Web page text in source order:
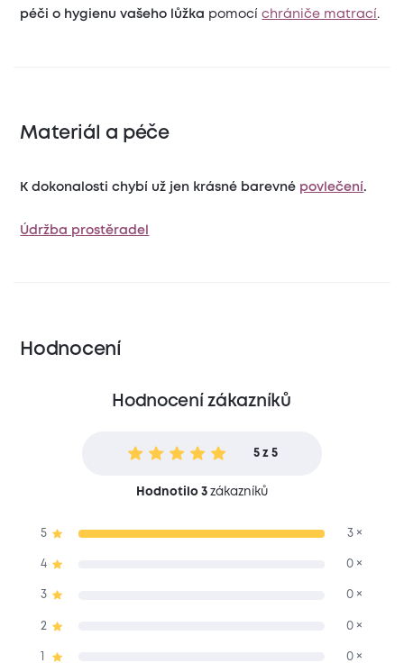
péči o hygienu vašeho lůžka pomocíchrániče matrací.
Materiál a péče
K dokonalosti chybí už jen krásné barevné povlečení.
Údržba prostěradel
Hodnocení
Hodnocení zákazníků
5 z 5
Hodnotilo 3zákazníků
5 3 ×
4 0 ×
3 0 ×
2 0 ×
0 ×